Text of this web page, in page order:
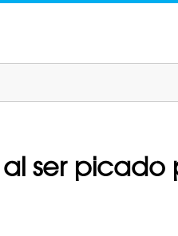
ser picado